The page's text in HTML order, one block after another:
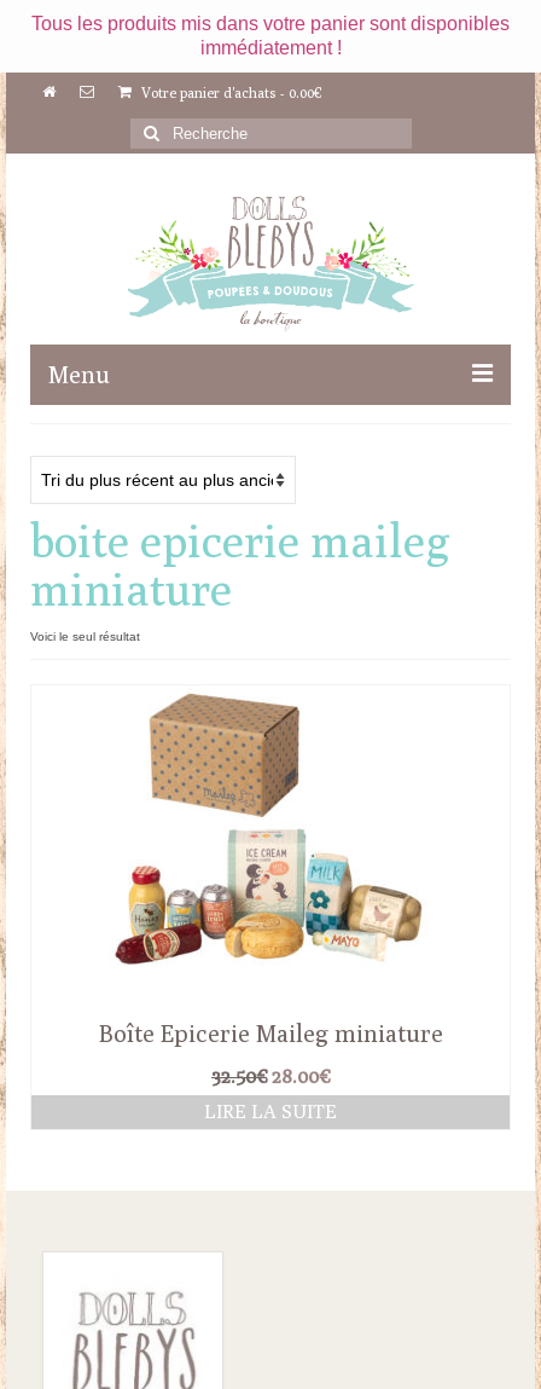
Tous les produits mis dans votre panier sont disponibles
immédiatement !
Votre panier d'achats - 0.00€
Rechercher
:
Menu
Maileg
Poupées
Doudous
Mobilier & Accessoires
boite epicerie maileg
miniature
Voici le seul résultat
Boîte Epicerie Maileg miniature
32.50€ Le
prix
initial
28.00€Le
prix
actuel
LIRE LA SUITE